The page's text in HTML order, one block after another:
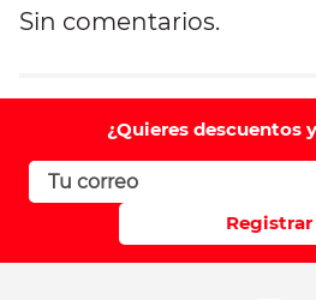
Comentario
Califique el producto de 1
Sin comentarios.
¿Quieres descuentos
Registrar